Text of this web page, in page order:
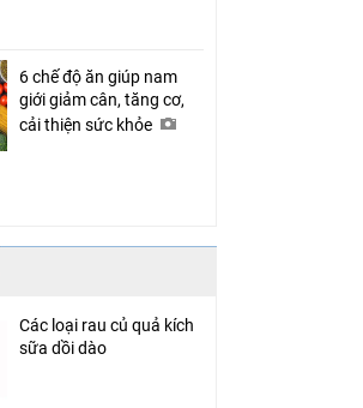
6 chế độ ăn giúp nam
giới giảm cân, tăng cơ,
cải thiện sức khỏe
Các loại rau củ quả kích
sữa dồi dào